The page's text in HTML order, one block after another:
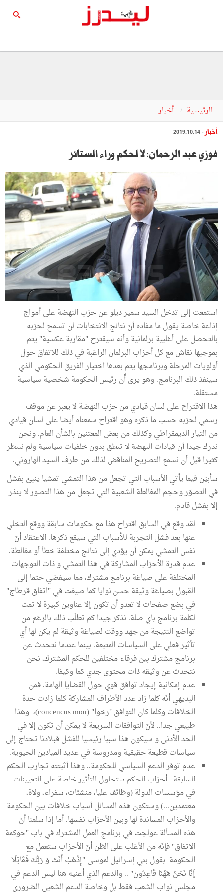
الرئيسية أخبار
أخبار - 2019.10.14
فوزي عبد الرحمان: لا لحكم وراء الستائر
استمعت إلى تدخل السيد سمير ديلو عن حزب النهضة على أمواج
إذاعة خاصة يقول ما مفاده أنّ نتائج الانتخابات لن تسمح لحزبه
بالتحصل على أغلبية برلمانية وأنه سيقترح "مقاربة عكسية" يتم
بموجبها نقاش مع كل أحزاب البرلمان الراغبة في ذلك للاتفاق حول
أولويات المرحلة وبرنامجها يتم بعدها اختيار الفريق الحكومي الذي
سينفذ ذلك البرنامج. وهو يرى أّن رئيس الحكومة شخصية سياسية
مستقلة.
هذا الاقتراح على لسان قيادي من حزب النهضة لا يعبر عن موقف
رسمي لحزبه حسب ما ذكره وهو اقتراح سمعناه أيضا على لسان قيادي
من التيار الديمقراطي وكذلك من بعض المعتنين بالشأن العام. ونحن
ندرك جيدا أن قيادات النهضة لا تنطق بدون خلفيات سياسية ولم ننتظر
كثيرا قبل أن نسمع التصريح المناقض لذلك من طرف السيد الهاروني.
سأبيّن فيما يأتي الأسباب التي تجعل من هذا التمشي تمشيا ينبئ بفشل
في التصوّر وحجم المغالطة الشعبية التي تجعل من هذا التصور لا ينذر
إلا بفشل قادم.
لقد وقع في السابق اقتراح هذا مع حكومات سابقة ووقع التخلي
عنها بعد فشل التجربة للأسباب التي سيقع ذكرها. الاعتقاد أنّ
نفس التمشي يمكن أن يؤدي إلى نتائج مختلفة خطأ أو مغالطة.
عدم قدرة الأحزاب المشاركة في هذا التمشي و ذات التوجهات
المختلفة على صياغة برنامج مشترك، مما سيفضي حتما إلى
القبول بصياغة وثيقة حسن نوايا كما صيغت في "اتفاق قرطاج"
في بضع صفحات لا تعدو أن تكون إلا عناوين كبيرة لا تمت
لكلمة برنامج باي صلة. نذكر جيدا كم تطلّب ذلك بالرغم من
تواضع النتيجة من جهد ووقت لصياغة وثيقة لم يكن لها أي
تأثير فعلي على السياسات المتبعة. بينما عندما نتحدث عن
برنامج مشترك بين فرقاء مختلفين للحكم المشترك، نحن
نتحدث عن وثيقة ذات محتوى جدي كما وكيفا.
عدم إمكانية إيجاد توافق قوي حول القضايا الهامة. فمن
البديهي أنّه كلما زاد عدد الأطراف المشاركة كلما زادت حدة
الخلافات وكلما كان التوافق "رخوا" (concencus mou)، وهذا
طبيعي جدا.. لأنّ التوافقات السريعة لا يمكن أن تكون إلا في
الحد الأدنى و سيكون هذا سببا رئيسيا للفشل فبلادنا تحتاج إلى
سياسات قطيعة حقيقية ومدروسة في عديد الميادين الحيوية.
عدم توفر الدعم السياسي للحكومة.. وهذا أثبتته تجارب الحكم
السابقة.. أحزاب الحكم ستحاول التأثير خاصة على التعيينات
في مؤسسات الدولة (وظائف عليا، منشئات، سفراء، ولاة،
معتمدين...) وستكون هذه المسائل أسباب خلافات بين الحكومة
والأحزاب المساندة لها وبين الأحزاب نفسها. أما إذا سلمنا أنّ
هذه المسألة عولجت في برنامج العمل المشترك في باب "حوكمة
الاتفاق" فإنّه من الأغلب على الظن أنّ الأحزاب ستعمل مع
الحكومة بقول بني إسرائيل لموسى "إِذْهَبْ أَنْتَ وَ رَبُّكَ فَقَاتِلَا
إَنّا نَحْنُ هَهُنَا قَاعِدُونْ" .. والدعم الذي أعنيه هنا ليس الدعم في
مجلس نواب الشعب فقط بل وخاصة الدعم الشعبي الضروري